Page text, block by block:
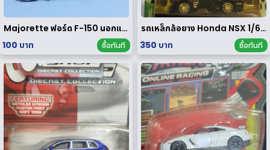
Majorette ฟอร์ด F-150 นอกแพค
100 บาท
ซื้อทันที
รถเหล็กล้อยาง Honda NSX 1/64 ของ rare
350 บาท
ซื้อทันที